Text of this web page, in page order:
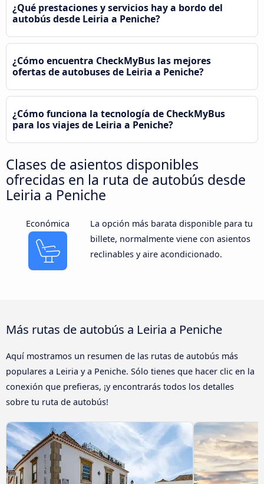
¿Qué prestaciones y servicios hay a bordo del
autobús desde Leiria a Peniche?
¿Cómo encuentra CheckMyBus las mejores
ofertas de autobuses de Leiria a Peniche?
¿Cómo funciona la tecnología de CheckMyBus
para los viajes de Leiria a Peniche?
Clases de asientos disponibles
ofrecidas en la ruta de autobús desde
Leiria a Peniche
Económica
La opción más barata disponible para tu
billete, normalmente viene con asientos
reclinables y aire acondicionado.
Más rutas de autobús a Leiria a Peniche
Aquí mostramos un resumen de las rutas de autobús más
populares a Leiria y a Peniche. Sólo tienes que hacer clic en la
conexión que prefieras, ¡y encontrarás todos los detalles
sobre tu ruta de autobús!